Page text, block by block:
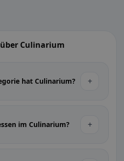
Culinarium
hat Culinarium? +
im Culinarium? +